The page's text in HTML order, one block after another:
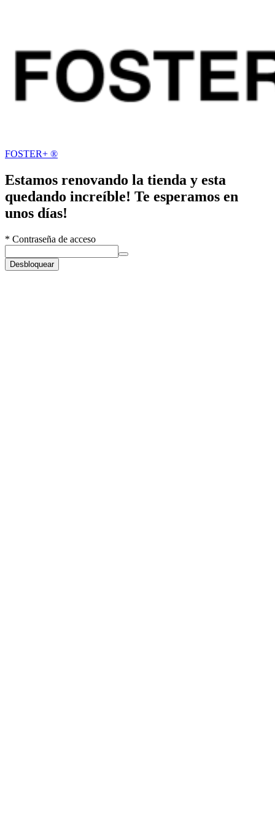
FOSTER+ ®
Estamos renovando la tienda y esta
quedando increíble! Te esperamos en
unos días!
* Contraseña de acceso
Desbloquear